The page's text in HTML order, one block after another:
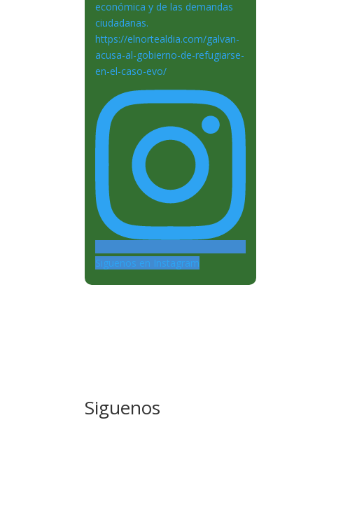
Siguenos en Instagram
Siguenos